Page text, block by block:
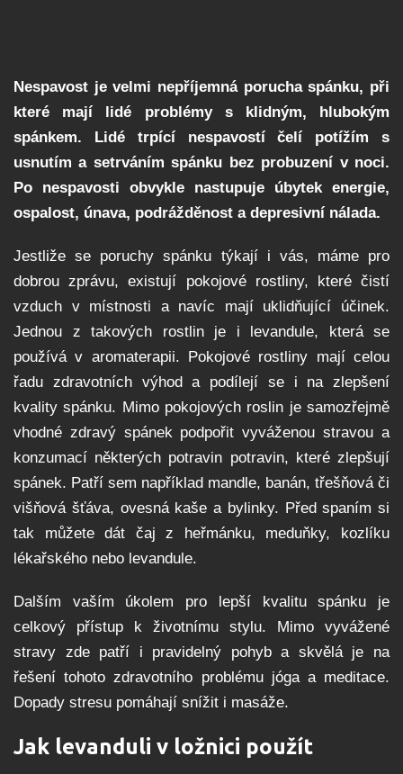
Nespavost je velmi nepříjemná porucha spánku, při
které mají lidé problémy s klidným, hlubokým
spánkem. Lidé trpící nespavostí čelí potížím s
usnutím a setrváním spánku bez probuzení v noci.
Po nespavosti obvykle nastupuje úbytek energie,
ospalost, únava, podrážděnost a depresivní nálada.
Jestliže se poruchy spánku týkají i vás, máme pro
dobrou zprávu, existují pokojové rostliny, které čistí
vzduch v místnosti a navíc mají uklidňující účinek.
Jednou z takových rostlin je i levandule, která se
používá v aromaterapii. Pokojové rostliny mají celou
řadu zdravotních výhod a podílejí se i na zlepšení
kvality spánku. Mimo pokojových roslin je samozřejmě
vhodné zdravý spánek podpořit vyváženou stravou a
konzumací některých potravin potravin, které zlepšují
spánek. Patří sem například mandle, banán, třešňová či
višňová šťáva, ovesná kaše a bylinky. Před spaním si
tak můžete dát čaj z heřmánku, meduňky, kozlíku
lékařského nebo levandule.
Dalším vaším úkolem pro lepší kvalitu spánku je
celkový přístup k životnímu stylu. Mimo vyvážené
stravy zde patří i pravidelný pohyb a skvělá je na
řešení tohoto zdravotního problému jóga a meditace.
Dopady stresu pomáhají snížit i masáže.
Jak levanduli v ložnici použít